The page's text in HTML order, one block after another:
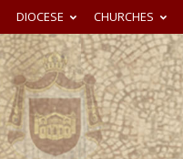
DIOCESE CHURCHES